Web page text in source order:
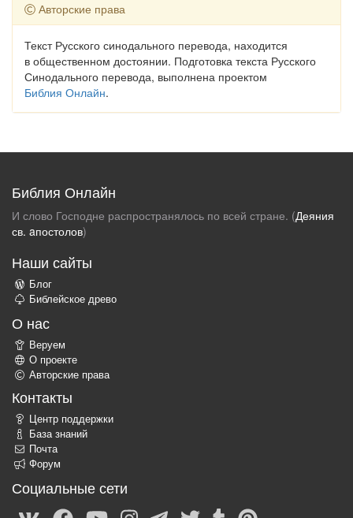
Авторские права
Текст Русского синодального перевода, находится
в общественном достоянии. Подготовка текста Русского
Синодального перевода, выполнена проектом
Библия Онлайн.
Библия Онлайн
И слово Господне распространялось по всей стране. (Деяния
св. aпостолов)
Наши сайты
Блог
Библейское древо
О нас
Веруем
О проекте
Авторские права
Контакты
Центр поддержки
База знаний
Почта
Форум
Социальные сети